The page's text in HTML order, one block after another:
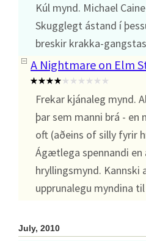
Kúl mynd. Michael
Skugglegt ástand í
breskir krakka-
A Nightmare on Elm
Frekar kjánaleg mynd.
þar sem manni brá -
oft (aðeins of silly fyrir
Ágætlega spennandi
hryllingsmynd. Kannski
upprunalegu myndina
July, 2010